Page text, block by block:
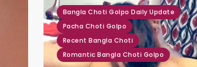
Bangla Choti Golpo Daily Update ,
Pacha Choti Golpo
,
Recent Bangla Choti
,
Romantic Bangla Choti Golpo